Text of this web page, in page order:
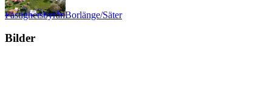
FastighetsbyrånBorlänge/Säter
Bilder